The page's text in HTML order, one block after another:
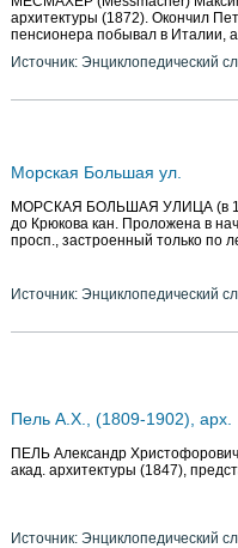
архитектуры (1872). Окончил
пенсионера побывал в Италии,
Источник: Энциклопедический
Морская Большая ул.
МОРСКАЯ БОЛЬШАЯ УЛИЦА (в
до Крюкова кан. Проложена в
просп., застроенный только по
Источник: Энциклопедический
Пель А.Х., (1809-1902), арх.
ПЕЛЬ Александр
акад. архитектуры (1847),
Источник: Энциклопедический